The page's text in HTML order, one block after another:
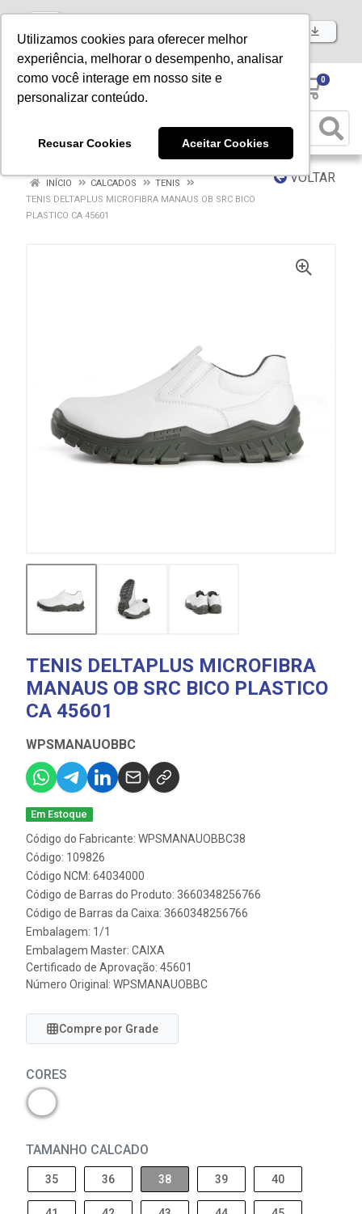
Utilizamos cookies para oferecer melhor
experiência, melhorar o desempenho, analisar
como você interage em nosso site e
personalizar conteúdo.
Recusar Cookies Aceitar Cookies
Baixe já nosso APP
0
VOLTAR
INÍCIO CALCADOS
TENIS
TENIS DELTAPLUS MICROFIBRA MANAUS OB SRC BICO
PLASTICO CA 45601
TENIS DELTAPLUS MICROFIBRA
MANAUS OB SRC BICO PLASTICO
CA 45601
WPSMANAUOBBC
Em Estoque
Código do Fabricante: WPSMANAUOBBC38
Código: 109826
Código NCM: 64034000
Código de Barras do Produto: 3660348256766
Código de Barras da Caixa: 3660348256766
Embalagem: 1/1
Embalagem Master: CAIXA
Certificado de Aprovação: 45601
Número Original: WPSMANAUOBBC
Compre por Grade
CORES
TAMANHO CALCADO
35 36 38 39 40